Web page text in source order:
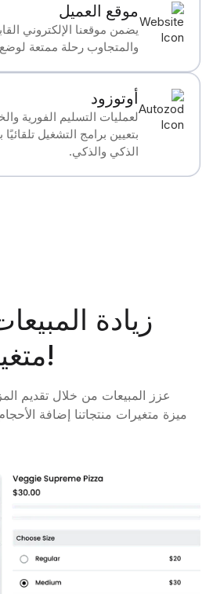
موقع العميل
يضمن موقعنا الإلكتروني
والمتجاوب رحلة ممتعة
أوتوزود
لعمليات التسليم الفورية
الذكي والذكي.
زيادة
متغيرات المنتج!
عزز المبيعات من خلال تقديم
ميزة متغيرات منتجاتنا إضافة